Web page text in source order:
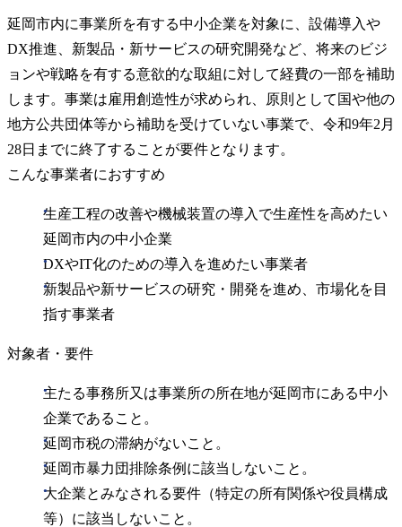
延岡市内に事業所を有する中小企業を対象に、設備導入や
DX推進、新製品・新サービスの研究開発など、将来のビジ
ョンや戦略を有する意欲的な取組に対して経費の一部を補助
します。事業は雇用創造性が求められ、原則として国や他の
地方公共団体等から補助を受けていない事業で、令和9年2月
28日までに終了することが要件となります。
こんな事業者におすすめ
生産工程の改善や機械装置の導入で生産性を高めたい
延岡市内の中小企業
DXやIT化のための導入を進めたい事業者
新製品や新サービスの研究・開発を進め、市場化を目
指す事業者
対象者・要件
主たる事務所又は事業所の所在地が延岡市にある中小
企業であること。
延岡市税の滞納がないこと。
延岡市暴力団排除条例に該当しないこと。
大企業とみなされる要件（特定の所有関係や役員構成
等）に該当しないこと。